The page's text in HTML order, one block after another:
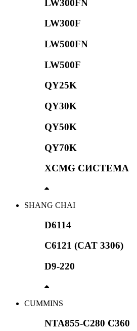
LW300FN
LW300F
LW500FN
LW500F
QY25K
QY30K
QY50K
QY70K
XCMG СИСТЕМА
SHANG CHAI
D6114
C6121 (CAT 3306)
D9-220
CUMMINS
NTA855-C280 C360